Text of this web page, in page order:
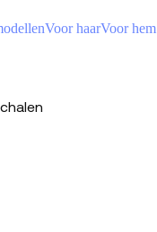
Voor haarVoor hem